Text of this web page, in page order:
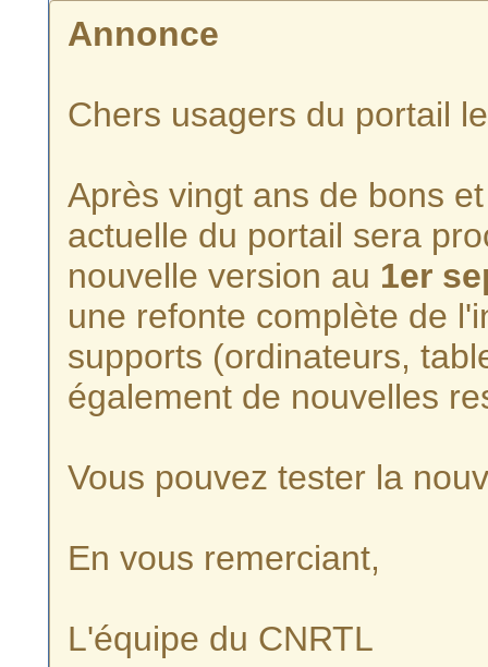
Annonce
Chers usagers du portail
Après vingt ans de bons
actuelle du portail sera
nouvelle version au 1er
une refonte complète de
supports (ordinateurs,
également de nouvelles
Vous pouvez tester la
En vous remerciant,
L'équipe du CNRTL